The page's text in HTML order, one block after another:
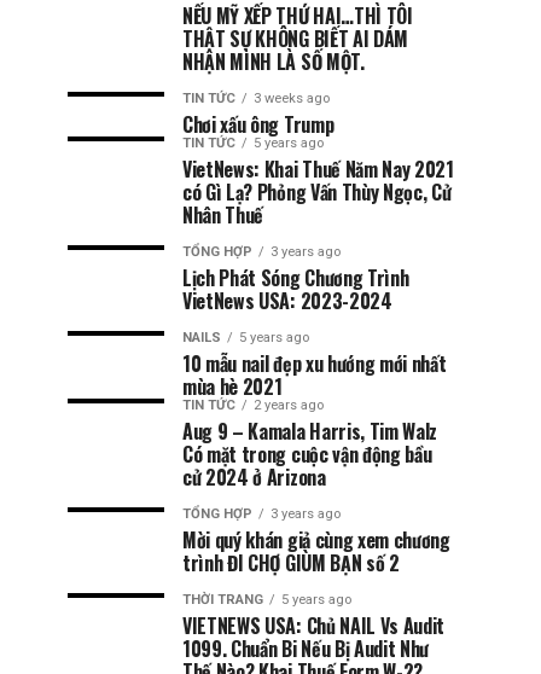
NẾU MỸ XẾP THỨ HAI…THÌ TÔI
THẬT SỰ KHÔNG BIẾT AI DÁM
NHẬN MÌNH LÀ SỐ MỘT.
TIN TỨC 3 weeks ago
Chơi xấu ông Trump
TIN TỨC 5 years ago
VietNews: Khai Thuế Năm Nay 2021
có Gì Lạ? Phỏng Vấn Thùy Ngọc, Cử
Nhân Thuế
TỔNG HỢP 3 years ago
Lịch Phát Sóng Chương Trình
VietNews USA: 2023-2024
NAILS 5 years ago
10 mẫu nail đẹp xu hướng mới nhất
mùa hè 2021
TIN TỨC 2 years ago
Aug 9 – Kamala Harris, Tim Walz
Có mặt trong cuộc vận động bầu
cử 2024 ở Arizona
TỔNG HỢP 3 years ago
Mời quý khán giả cùng xem chương
trình ĐI CHỢ GIÙM BẠN số 2
THỜI TRANG 5 years ago
VIETNEWS USA: Chủ NAIL Vs Audit
1099. Chuẩn Bi Nếu Bị Audit Như